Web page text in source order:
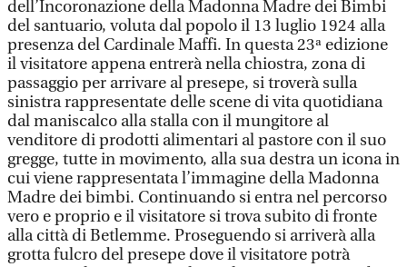
dell’Incoronazione della Madonna Madre dei Bimbi
del santuario, voluta dal popolo il 13 luglio 1924 alla
presenza del Cardinale Maffi. In questa 23ª edizione
il visitatore appena entrerà nella chiostra, zona di
passaggio per arrivare al presepe, si troverà sulla
sinistra rappresentate delle scene di vita quotidiana
dal maniscalco alla stalla con il mungitore al
venditore di prodotti alimentari al pastore con il suo
gregge, tutte in movimento, alla sua destra un icona in
cui viene rappresentata l’immagine della Madonna
Madre dei bimbi. Continuando si entra nel percorso
vero e proprio e il visitatore si trova subito di fronte
alla città di Betlemme. Proseguendo si arriverà alla
grotta fulcro del presepe dove il visitatore potrà